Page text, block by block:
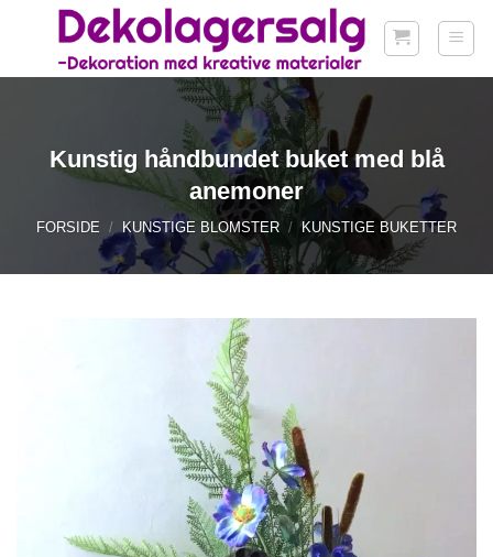
Fortsæt
Kunstig håndbundet buket med blå
anemoner
FORSIDE / KUNSTIGE BLOMSTER / KUNSTIGE BUKETTER